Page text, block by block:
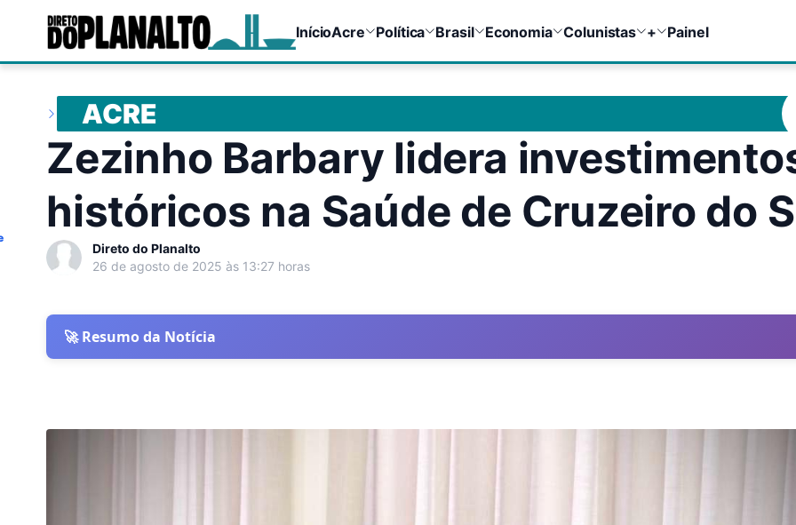
InícioAcre Política Brasil Economia Colunistas + Painel
ACRE
Zezinho Barbary lidera
históricos na Saúde de Cruzeiro do
Direto do Planalto
26 de agosto de 2025 às 13:27 horas
🚀 Resumo da Notícia